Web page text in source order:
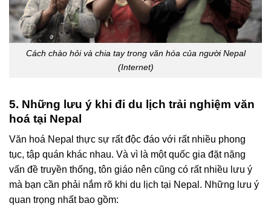
Cách chào hỏi và chia tay trong văn hóa của người Nepal
(Internet)
5. Những lưu ý khi đi du lịch trải nghiệm văn
hoá tại Nepal
Văn hoá Nepal thực sự rất độc đáo với rất nhiều phong
tục, tập quán khác nhau. Và vì là một quốc gia đặt nặng
vấn đề truyền thống, tôn giáo nên cũng có rất nhiều lưu ý
mà bạn cần phải nắm rõ khi du lịch tại Nepal. Những lưu ý
quan trọng nhất bao gồm: